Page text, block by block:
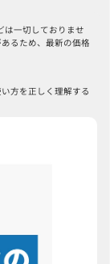
は一切しておりませ
るため、最新の価格
方を正しく理解する